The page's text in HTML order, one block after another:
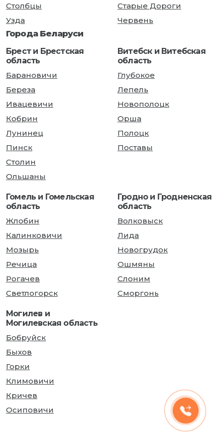
Столбцы
Старые Дороги
Узда
Червень
Города Беларуси
Брест и Брестская
область
Барановичи
Береза
Ивацевичи
Кобрин
Лунинец
Пинск
Столин
Ольшаны
Витебск и Витебская
область
Глубокое
Лепель
Новополоцк
Орша
Полоцк
Поставы
Гомель и Гомельская
область
Жлобин
Калинковичи
Мозырь
Речица
Рогачев
Светлогорск
Гродно и Гродненская
область
Волковыск
Лида
Новогрудок
Ошмяны
Слоним
Сморгонь
Могилев и
Могилевская область
Бобруйск
Быхов
Горки
Климовичи
Кричев
Осиповичи